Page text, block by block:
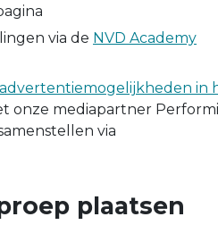
via de NVD Academy
in
onze mediapartner
via
plaatsen